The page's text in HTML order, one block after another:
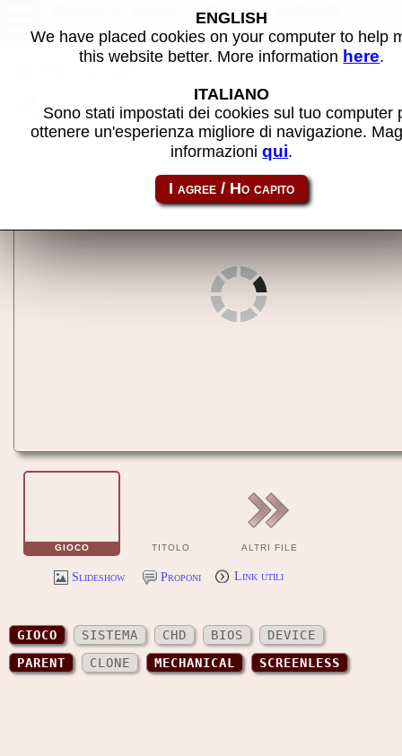
Battle Kids - Gioco MAME
Condividi la pagina usando questo link: battkids
GIOCO TITOLO ALTRI FILE
Slideshow Proponi Link utili
GIOCO SISTEMA CHD BIOS
DEVICE
PARENT
CLONE MECHANICAL SCREENLESS
ENGLISH
We have placed cookies on your computer to help
this website better. More information here.
ITALIANO
Sono stati impostati dei cookies sul tuo computer
ottenere un'esperienza migliore di navigazione.
informazioniqui.